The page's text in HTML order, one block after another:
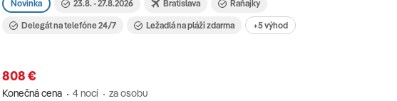
Novinka 23.8. - 27.8.2026 Bratislava Raňajky
Delegát na telefóne 24/7 Ležadlá na pláži zdarma +5 výhod
808 €
Konečná cena 4 nocí za osobu